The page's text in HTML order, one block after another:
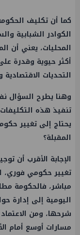
كما أن تكليف
الكوادر الشبابية
المحليات، يعني أن
أكثر حيوية وقدرة
التحديات
وهنا يطرح السؤال
تنفيذ هذه
يحتاج إلى تغيير
المقبلة؟
الإجابة الأقرب أن
تغيير حكومي فوري،
مباشر، فالحكومة
اليومية إلى إدارة
شرحها، ومن
مسارات أوسع أمام